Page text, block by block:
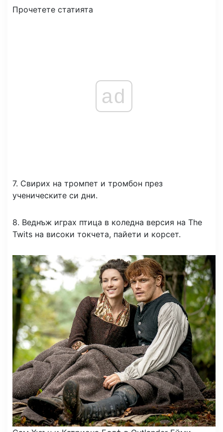
Прочетете статията
ad
7. Свирих на тромпет и тромбон през
ученическите си дни.
8. Веднъж играх птица в коледна версия на The
Twits на високи токчета, пайети и корсет.